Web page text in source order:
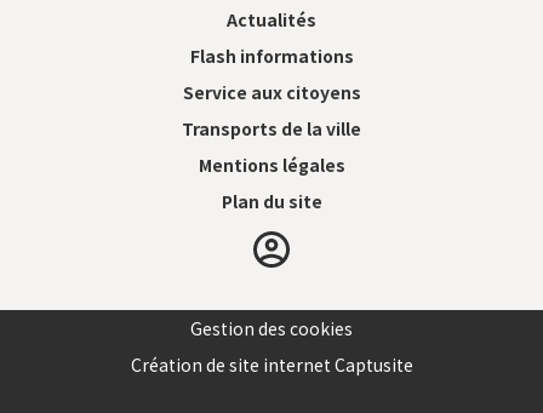
Actualités
Flash informations
Service aux citoyens
Transports de la ville
Mentions légales
Plan du site
Gestion des cookies
Création de site internet Captusite